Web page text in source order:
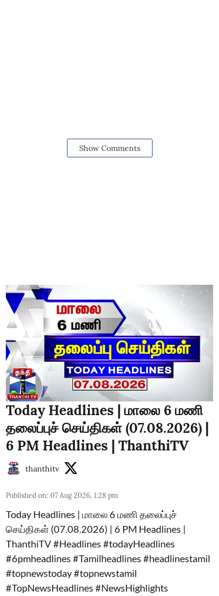
Show Comments
Today Headlines | மாலை 6 மணி
தலைப்புச் செய்திகள் (07.08.2026) |
6 PM Headlines | ThanthiTV
thanthitv
Published on: 07 Aug 2026, 1:28 pm
Today Headlines | மாலை 6 மணி தலைப்புச்
செய்திகள் (07.08.2026) | 6 PM Headlines |
ThanthiTV #Headlines #todayHeadlines
#6pmheadlines #Tamilheadlines #headlinestamil
#topnewstoday #topnewstamil
#TopNewsHeadlines #NewsHighlights